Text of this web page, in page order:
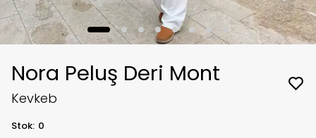
Nora Peluş Deri Mont
Kevkeb
Stok: 0